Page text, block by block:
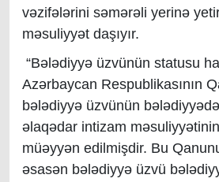
vəzifələrini səmərəli yerinə
məsuliyyət daşıyır.
“Bələdiyyə üzvünün statusu
Azərbaycan Respublikasının
bələdiyyə üzvünün
əlaqədar intizam
müəyyən edilmişdir. Bu
əsasən bələdiyyə üzvü